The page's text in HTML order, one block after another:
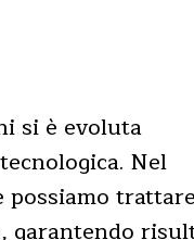
si è evoluta
Nel
garantendo